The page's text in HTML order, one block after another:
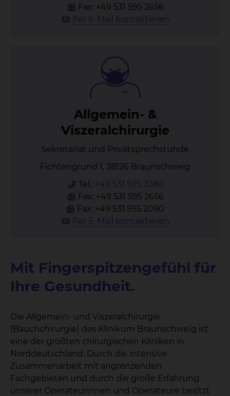
Fax: +49 531 595 2656
Per E-Mail kontaktieren
All­ge­mein- &
Vis­zer­al­chir­ur­gie
Sekretariat und Privatsprechstunde
Fichtengrund 1, 38126 Braunschweig
Tel.: +49 531 595 2280
Fax: +49 531 595 2656
Fax: +49 531 595 2090
Per E-Mail kontaktieren
Mit Fingerspitzengefühl für
Ihre Gesundheit.
Die Allgemein- und Viszeralchirurgie
(Bauchchirurgie) des Klinikum Braunschweig ist
eine der größten chirurgischen Kliniken in
Norddeutschland. Durch die intensive
Zusammenarbeit mit angrenzenden
Fachgebieten und durch die große Erfahrung
unserer Operateurinnen und Operateure besitzt